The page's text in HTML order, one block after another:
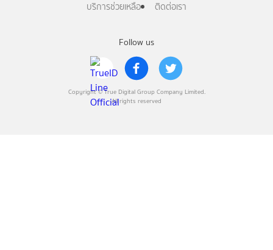
Follow us
Copyright © True Digital Group Company Limited.
All rights reserved
บริการช่วยเหลือ
ติดต่อเรา